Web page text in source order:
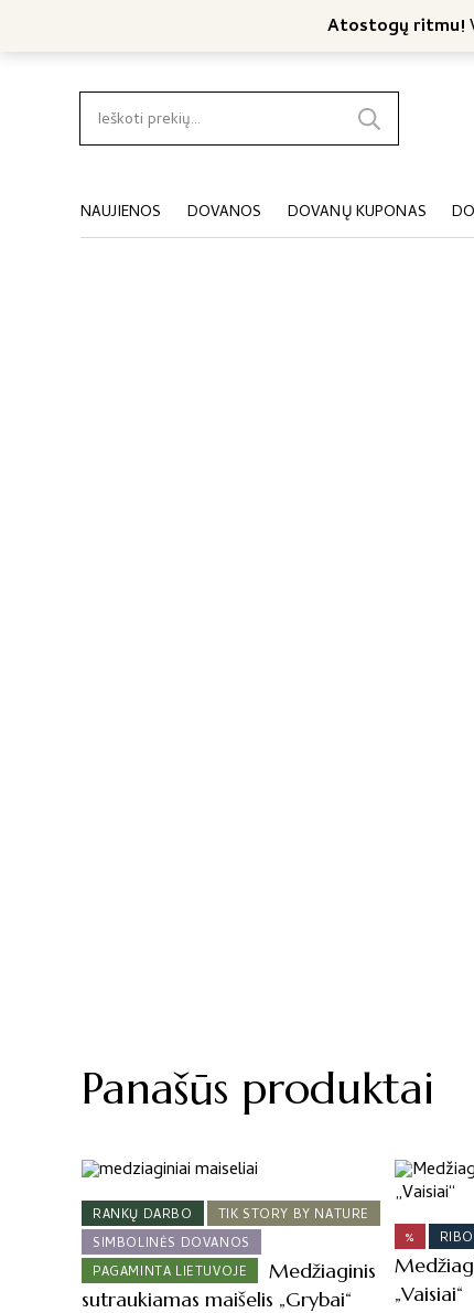
Atostogų ritmu!
Nemokamas siuntimas
Ieškoti:
NAUJIENOS DOVANOS DOVANŲ KUPONAS
Panašūs produktai
RANKŲ DARBO
TIK STORY BY NATURE
SIMBOLINĖS DOVANOS
PAGAMINTA LIETUVOJE
Medžiaginis
sutraukiamas maišelis „Grybai“
%
„Vaisiai“
This
product
has
multiple
variants.
The